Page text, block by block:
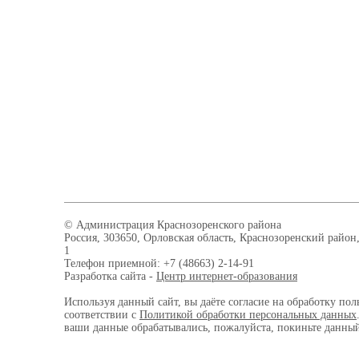
© Администрация Краснозоренского района
Россия, 303650, Орловская область, Краснозоренский
1
Телефон приемной: +7 (48663) 2-14-91
Разработка сайта - Центр интернет-образования
Используя данный сайт, вы даёте согласие на обработку
соответствии с Политикой обработки персональных данных
ваши данные обрабатывались, пожалуйста, покиньте